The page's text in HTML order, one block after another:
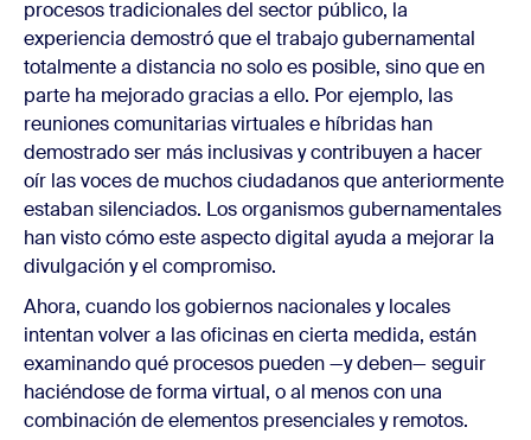
procesos tradicionales del sector público, la
experiencia demostró que el trabajo gubernamental
totalmente a distancia no solo es posible, sino que en
parte ha mejorado gracias a ello. Por ejemplo, las
reuniones comunitarias virtuales e híbridas han
demostrado ser más inclusivas y contribuyen a hacer
oír las voces de muchos ciudadanos que anteriormente
estaban silenciados. Los organismos gubernamentales
han visto cómo este aspecto digital ayuda a mejorar la
divulgación y el compromiso.
Ahora, cuando los gobiernos nacionales y locales
intentan volver a las oficinas en cierta medida, están
examinando qué procesos pueden —y deben— seguir
haciéndose de forma virtual, o al menos con una
combinación de elementos presenciales y remotos.